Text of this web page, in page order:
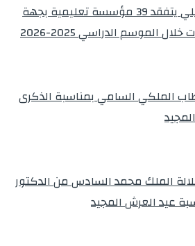
الدكتور نوفل كديلي يتفقد 39 مؤسسة تعليمية بجهة
الموسم الدراسي 2025-2026
الملكي السامي بمناسبة الذكرى
الملك محمد السادس من الدكتور
عيد العرش المجيد